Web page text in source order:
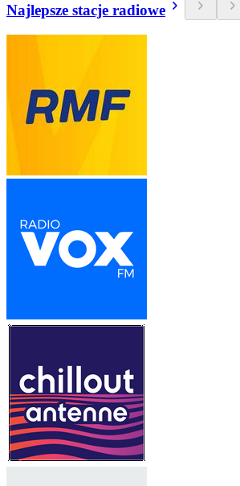
Najlepsze stacje radiowe